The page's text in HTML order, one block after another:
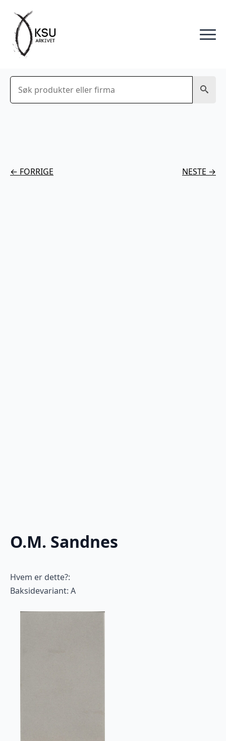
Søk
← FORRIGE NESTE →
O.M. Sandnes
Hvem er dette?:
Baksidevariant: A